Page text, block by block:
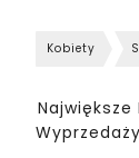
Kobiety
Największe
Wyprzedaży